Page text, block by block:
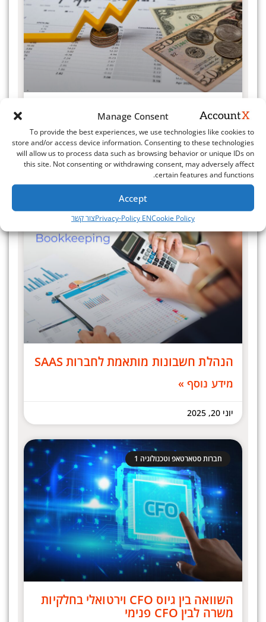
Manage Consent
To provide the best experiences, we use technologies like cookies to
store and/or access device information. Consenting to these technologies
will allow us to process data such as browsing behavior or unique IDs on
this site. Not consenting or withdrawing consent, may adversely affect
certain features and functions.
Accept
Cookie Policy
Privacy-Policy ENצור קשר
ARR – מדוע זהו המדד הכי חשוב בעולם
ה-SAAS?
מידע נוסף »
יולי 3, 2025
הנהלת חשבונות
הנהלת חשבונות מותאמת לחברות SAAS
מידע נוסף »
יוני 20, 2025
חברות סטארטאפ וטכנולוגיה 1
השוואה בין גיוס CFO וירטואלי בחלקיות
משרה לבין CFO פנימי